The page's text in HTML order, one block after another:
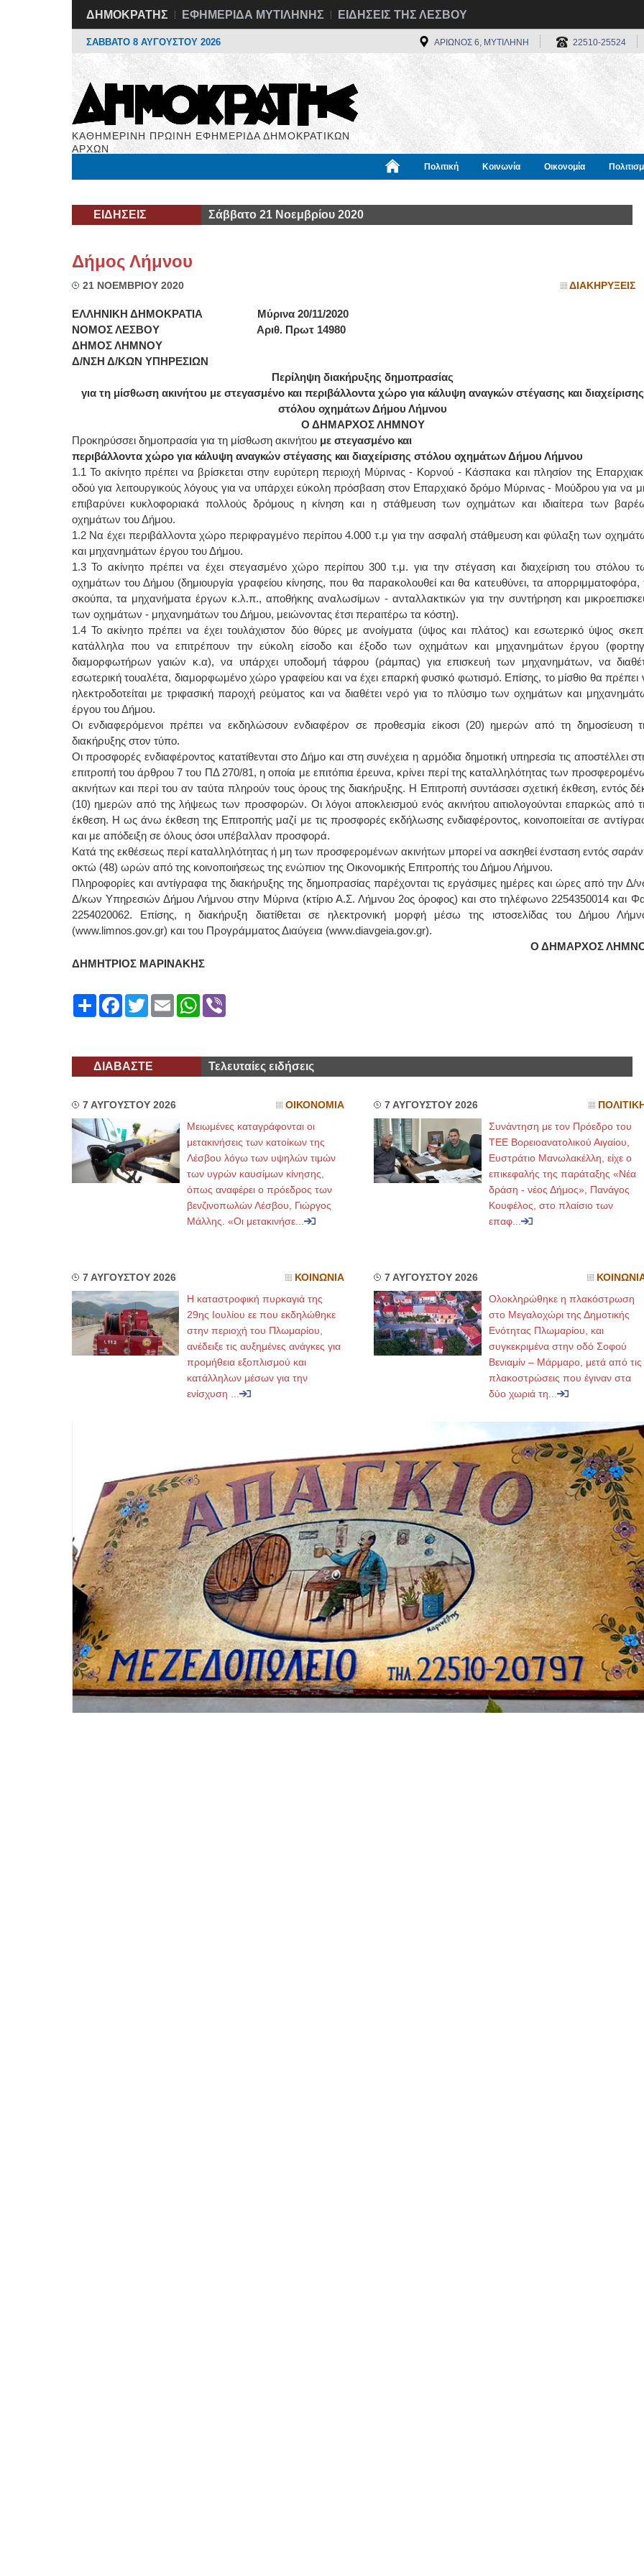
ΔΗΜΟΚΡΑΤΗΣ ΕΦΗΜΕΡΙΔΑ ΜΥΤΙΛΗΝΗΣ ΕΙΔΗΣΕΙΣ ΤΗΣ ΛΕΣΒΟΥ
ΣΑΒΒΑΤΟ 8 ΑΥΓΟΥΣΤΟΥ 2026 ΑΡΙΩΝΟΣ 6, ΜΥΤΙΛΗΝΗ 22510-25524
ΚΑΘΗΜΕΡΙΝΗ ΠΡΩΙΝΗ ΕΦΗΜΕΡΙΔΑ ΔΗΜΟΚΡΑΤΙΚΩΝ
ΑΡΧΩΝ
Πολιτική Κοινωνία Οικονομία
ΕΙΔΗΣΕΙΣ Σάββατο 21 Νοεμβρίου 2020
Δήμος Λήμνου
21 ΝΟΕΜΒΡΙΟΥ 2020 ΔΙΑΚΗΡΥΞΕΙΣ
ΕΛΛΗΝΙΚΗ ΔΗΜΟΚΡΑΤΙΑ Μύρινα 20/11/2020
ΝΟΜΟΣ ΛΕΣΒΟΥ Αριθ. Πρωτ 14980
ΔΗΜΟΣ ΛΗΜΝΟΥ
Δ/ΝΣΗ Δ/ΚΩΝ ΥΠΗΡΕΣΙΩΝ
Περίληψη διακήρυξης δημοπρασίας
για τη μίσθωση ακινήτου με στεγασμένο και περιβάλλοντα χώρο για κάλυψη αναγκών στέγασης και διαχείρισης
στόλου οχημάτων Δήμου Λήμνου
Ο ΔΗΜΑΡΧΟΣ ΛΗΜΝΟΥ
Προκηρύσσει δημοπρασία για τη μίσθωση ακινήτου με στεγασμένο και
περιβάλλοντα χώρο για κάλυψη αναγκών στέγασης και διαχείρισης στόλου οχημάτων Δήμου Λήμνου
1.1 Το ακίνητο πρέπει να βρίσκεται στην ευρύτερη περιοχή Μύρινας - Κορνού - Κάσπακα και πλησίον της
οδού για λειτουργικούς λόγους για να υπάρχει εύκολη πρόσβαση στον Επαρχιακό δρόμο Μύρινας - Μούδρου για να
επιβαρύνει κυκλοφοριακά πολλούς δρόμους η κίνηση και η στάθμευση των οχημάτων και ιδιαίτερα των
οχημάτων του Δήμου.
1.2 Να έχει περιβάλλοντα χώρο περιφραγμένο περίπου 4.000 τ.μ για την ασφαλή στάθμευση και φύλαξη των
και μηχανημάτων έργου του Δήμου.
1.3 Το ακίνητο πρέπει να έχει στεγασμένο χώρο περίπου 300 τ.μ. για την στέγαση και διαχείριση του στόλου
οχημάτων του Δήμου (δημιουργία γραφείου κίνησης, που θα παρακολουθεί και θα κατευθύνει, τα απορριμματοφόρα,
σκούπα, τα μηχανήματα έργων κ.λ.π., αποθήκης αναλωσίμων - ανταλλακτικών για την συντήρηση και
των οχημάτων - μηχανημάτων του Δήμου, μειώνοντας έτσι περαιτέρω τα κόστη).
1.4 Το ακίνητο πρέπει να έχει τουλάχιστον δύο θύρες με ανοίγματα (ύψος και πλάτος) και εσωτερικό ύψος
κατάλληλα που να επιτρέπουν την εύκολη είσοδο και έξοδο των οχημάτων και μηχανημάτων έργου
διαμορφωτήρων γαιών κ.α), να υπάρχει υποδομή τάφρου (ράμπας) για επισκευή των μηχανημάτων, να
εσωτερική τουαλέτα, διαμορφωμένο χώρο γραφείου και να έχει επαρκή φυσικό φωτισμό. Επίσης, το μίσθιο θα πρέπει
ηλεκτροδοτείται με τριφασική παροχή ρεύματος και να διαθέτει νερό για το πλύσιμο των οχημάτων και
έργου του Δήμου.
Οι ενδιαφερόμενοι πρέπει να εκδηλώσουν ενδιαφέρον σε προθεσμία είκοσι (20) ημερών από τη δημοσίευση
διακήρυξης στον τύπο.
Οι προσφορές ενδιαφέροντος κατατίθενται στο Δήμο και στη συνέχεια η αρμόδια δημοτική υπηρεσία τις αποστέλλει
επιτροπή του άρθρου 7 του ΠΔ 270/81, η οποία με επιτόπια έρευνα, κρίνει περί της καταλληλότητας των
ακινήτων και περί του αν ταύτα πληρούν τους όρους της διακήρυξης. Η Επιτροπή συντάσσει σχετική έκθεση, εντός
(10) ημερών από της λήψεως των προσφορών. Οι λόγοι αποκλεισμού ενός ακινήτου αιτιολογούνται επαρκώς από
έκθεση. Η ως άνω έκθεση της Επιτροπής μαζί με τις προσφορές εκδήλωσης ενδιαφέροντος, κοινοποιείται σε
και με απόδειξη σε όλους όσοι υπέβαλλαν προσφορά.
Κατά της εκθέσεως περί καταλληλότητας ή μη των προσφερομένων ακινήτων μπορεί να ασκηθεί ένσταση εντός
οκτώ (48) ωρών από της κοινοποιήσεως της ενώπιον της Οικονομικής Επιτροπής του Δήμου Λήμνου.
Πληροφορίες και αντίγραφα της διακήρυξης της δημοπρασίας παρέχονται τις εργάσιμες ημέρες και ώρες από την Δ/
Δ/κων Υπηρεσιών Δήμου Λήμνου στην Μύρινα (κτίριο Α.Σ. Λήμνου 2ος όροφος) και στο τηλέφωνο 2254350014 και
2254020062. Επίσης, η διακήρυξη διατίθεται σε ηλεκτρονική μορφή μέσω της ιστοσελίδας του Δήμου
(www.limnos.gov.gr) και του Προγράμματος Διαύγεια (www.diavgeia.gov.gr).
Ο ΔΗΜΑΡΧΟΣ
ΔΗΜΗΤΡΙΟΣ ΜΑΡΙΝΑΚΗΣ
ShareFacebook
TwitterEmailWhatsApp
Viber
ΔΙΑΒΑΣΤΕ Τελευταίες ειδήσεις
7 ΑΥΓΟΥΣΤΟΥ 2026 ΟΙΚΟΝΟΜΙΑ
Μειωμένες καταγράφονται οι
μετακινήσεις των κατοίκων της
Λέσβου λόγω των υψηλών τιμών
των υγρών καυσίμων κίνησης,
όπως αναφέρει ο πρόεδρος των
βενζινοπωλών Λέσβου, Γιώργος
Μάλλης. «Οι μετακινήσε...
7 ΑΥΓΟΥΣΤΟΥ 2026 ΠΟΛΙΤΙΚΗ
Συνάντηση με τον Πρόεδρο του
ΤΕΕ Βορειοανατολικού Αιγαίου,
Ευστράτιο Μανωλακέλλη, είχε ο
επικεφαλής της παράταξης «Νέα
δράση - νέος Δήμος», Πανάγος
Κουφέλος, στο πλαίσιο των
επαφ...
7 ΑΥΓΟΥΣΤΟΥ 2026 ΚΟΙΝΩΝΙΑ
Η καταστροφική πυρκαγιά της
29ης Ιουλίου εε που εκδηλώθηκε
στην περιοχή του Πλωμαρίου,
ανέδειξε τις αυξημένες ανάγκες για
προμήθεια εξοπλισμού και
κατάλληλων μέσων για την
ενίσχυση ...
7 ΑΥΓΟΥΣΤΟΥ 2026
Ολοκληρώθηκε η πλακόστρωση
στο Μεγαλοχώρι της Δημοτικής
Ενότητας Πλωμαρίου, και
συγκεκριμένα στην οδό Σοφού
Βενιαμίν – Μάρμαρο, μετά από τις
πλακοστρώσεις που έγιναν στα
δύο χωριά τη...
ΙΩΑΝΝΗΣ Α. ΜΑΛΛΙΑΣ
ΧΕΙΡΟΥΡΓΟΣ
Διδάκτωρ Ιατρικής Σχολής
Πανεπιστημίου Αθηνών
Καβέτσου 10, Μυτιλήνη, τηλ:
2251038065
Χειρουργός Ωτορινολαρυγγολόγος
Έλενα Μπούμπα
Διδ.Παν.Αθηνών
Διπλωματούχος Ευρ.Ακαδημίας
Πάρνηθας 95-97 Αχαρναί
2102467085 & 6938502258
email- elenboumpa@gmail.com